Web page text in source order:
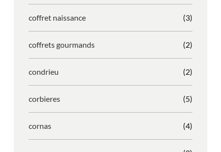
coffret naissance (3)
coffrets gourmands (2)
condrieu (2)
corbieres (5)
cornas (4)